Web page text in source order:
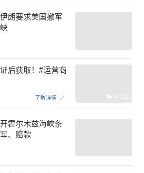
朗要求美国撤军
后获取！#运营商
了解详情 00:15
霍尔木兹海峡条
、赔款